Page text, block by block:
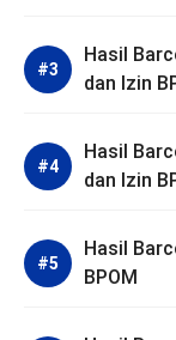
Hasil
dan Izin
Hasil
dan Izin
Hasil
BPOM